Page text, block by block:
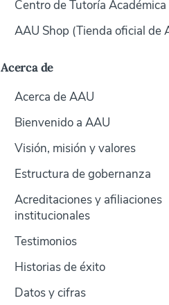
Centro de Tutoría Académica
AAU Shop (Tienda oficial de
Acerca de
Acerca de AAU
Bienvenido a AAU
Visión, misión y valores
Estructura de gobernanza
Acreditaciones y afiliaciones
institucionales
Testimonios
Historias de éxito
Datos y cifras